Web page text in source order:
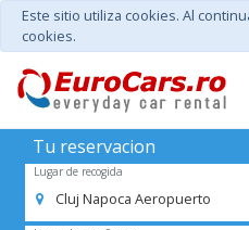
Este sitio utiliza cookies. Al
cookies.
Tu reservacion
Lugar de recogida
Cluj Napoca Aeropuerto